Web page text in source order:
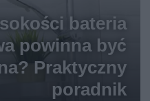
bateria
powinna być
Praktyczny
poradnik